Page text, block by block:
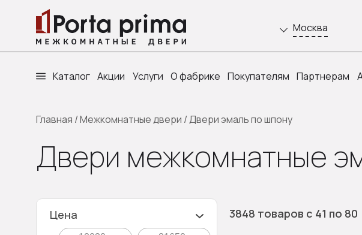
Москва
Каталог Акции Услуги О фабрике Покупателям Партнерам
Главная /Межкомнатные двери /Двери эмаль по шпону
Двери межкомнатные
Цена 3848 товаров с 41 по 80